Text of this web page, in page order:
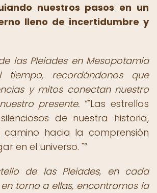
nuestros pasos en un
lleno de incertidumbre y
las Pleiades en Mesopotamia
tiempo, recordándonos que
y mitos conectan nuestro
presente.
"Las estrellas
de nuestra historia,
camino hacia la comprensión
en el universo. "
de las Pleiades, en cada
torno a ellas, encontramos la